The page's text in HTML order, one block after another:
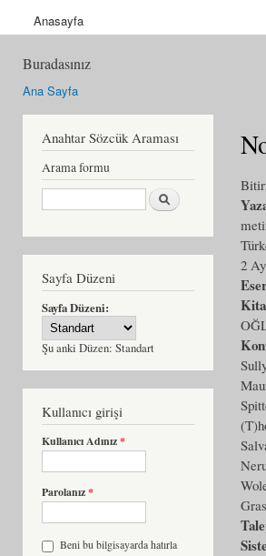
Anasayfa
Buradasınız
Ana Sayfa
Anahtar Sözcük Araması
Arama formu
Ara
Sayfa Düzeni
Sayfa Düzeni:
Şu anki Düzen: Standart
Kullanıcı girişi
Kullanıcı Adınız*
Parolanız*
Beni bu bilgisayarda hatırla
2